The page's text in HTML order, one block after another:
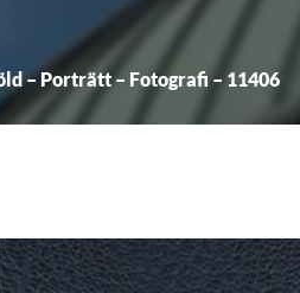
– Porträtt – Fotografi – 11406